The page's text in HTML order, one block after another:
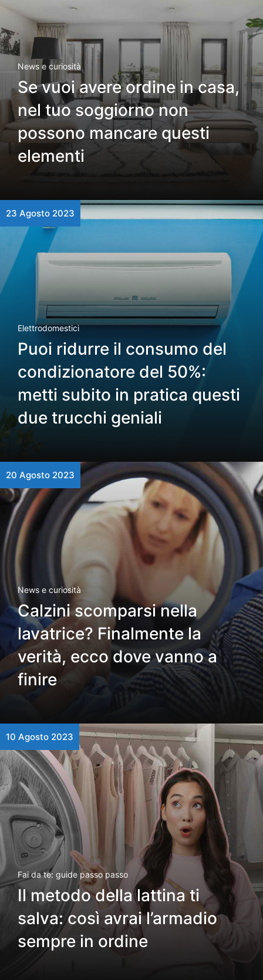
News e curiosità
Se vuoi avere ordine in casa,
nel tuo soggiorno non
possono mancare questi
elementi
23 Agosto 2023
Elettrodomestici
Puoi ridurre il consumo del
condizionatore del 50%:
metti subito in pratica questi
due trucchi geniali
20 Agosto 2023
News e curiosità
Calzini scomparsi nella
lavatrice? Finalmente la
verità, ecco dove vanno a
finire
10 Agosto 2023
Fai da te: guide passo passo
Il metodo della lattina ti
salva: così avrai l’armadio
sempre in ordine